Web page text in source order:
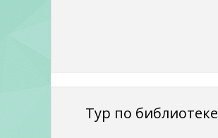
Тур по библиотеке